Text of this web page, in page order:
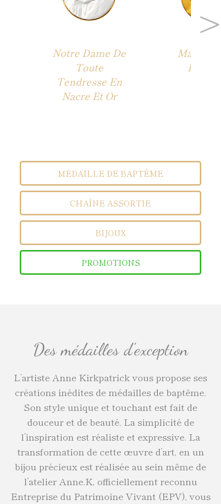
>
Notre Dame De
Toute
Tendresse En
Nacre Et Or
Marie
MÉDAILLE DE BAPTÊME
CHAÎNE ASSORTIE
BIJOUX
PROMOTIONS
Des médailles d'exception
L’artiste Anne Kirkpatrick vous propose ses
créations inédites de médailles de baptême.
Son style unique et touchant est fait de
douceur et de beauté. La simplicité de
l’inspiration est réaliste et expressive. La
transformation de cette œuvre d’art, en un
bijou précieux est réalisée au sein même de
l’atelier Anne.K, officiellement reconnu
Entreprise du Patrimoine Vivant (EPV), vous